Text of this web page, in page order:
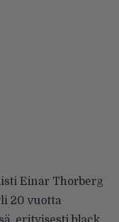
Einar Thorberg
20 vuotta